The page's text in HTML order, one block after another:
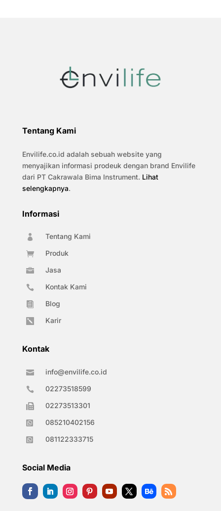
Tentang Kami
Envilife.co.id adalah sebuah website yang
menyajikan informasi prodeuk dengan brand Envilife
dari PT Cakrawala Bima Instrument. Lihat
selengkapnya.
Informasi
 Tentang Kami
 Produk
 Jasa
 Kontak Kami
 Blog
 Karir
Kontak
 info@envilife.co.id
 02273518599
 02273513301
 085210402156
 081122333715
Social Media